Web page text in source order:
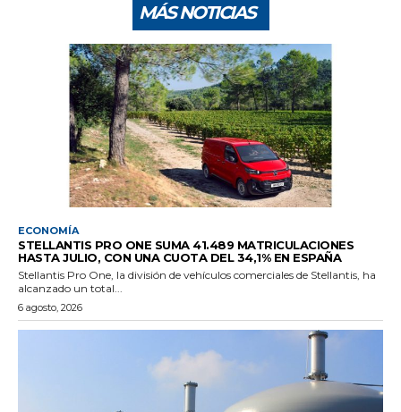
MÁS NOTICIAS
ECONOMÍA
STELLANTIS PRO ONE SUMA 41.489 MATRICULACIONES
HASTA JULIO, CON UNA CUOTA DEL 34,1% EN ESPAÑA
Stellantis Pro One, la división de vehículos comerciales de Stellantis, ha
alcanzado un total...
6 agosto, 2026